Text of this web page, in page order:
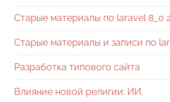
Старые материалы по laravel 8_0
Старые материалы и записи по
Разработка типового сайта
Влияние новой религии: ИИ.